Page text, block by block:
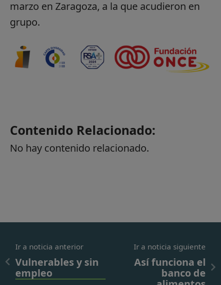
marzo en Zaragoza, a la que acudieron en
grupo.
Contenido Relacionado:
No hay contenido relacionado.
Ir a noticia anterior
Vulnerables y sin
empleo
Ir a noticia siguiente
Así funciona el
banco de